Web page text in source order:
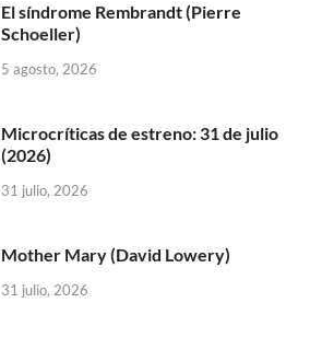
El síndrome Rembrandt (Pierre
Schoeller)
5 agosto, 2026
Microcríticas de estreno: 31 de julio
(2026)
31 julio, 2026
Mother Mary (David Lowery)
31 julio, 2026